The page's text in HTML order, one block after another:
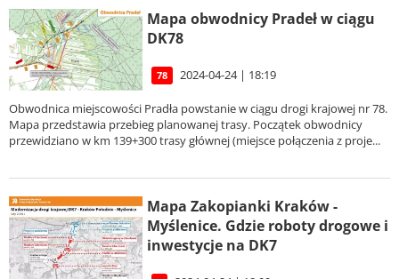
Mapa obwodnicy Pradeł w ciągu
DK78
78 2024-04-24 | 18:19
Obwodnica miejscowości Pradła powstanie w ciągu drogi krajowej nr 78.
Mapa przedstawia przebieg planowanej trasy. Początek obwodnicy
przewidziano w km 139+300 trasy głównej (miejsce połączenia z proje...
Mapa Zakopianki Kraków -
Myślenice. Gdzie roboty drogowe i
inwestycje na DK7